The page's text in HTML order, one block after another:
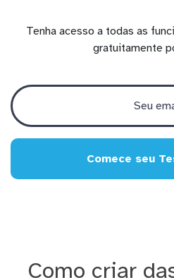
Tenha acesso a todas as
gratuitamente
Comece seu
Como criar